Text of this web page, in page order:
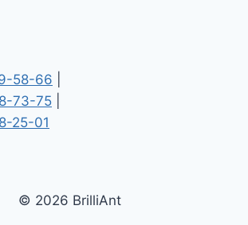
58-66
73-75
25-01
© 2026 BrilliAnt